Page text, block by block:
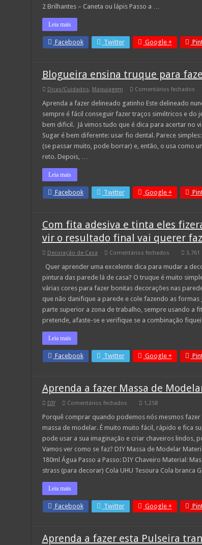
2 Brilhantes – Caneta ou lápis Passo a …
Leia mais
Facebook Twitter Google +
Blogueira ensina truque para
Dicas/Cuidados, Maquiagem Comentários fechadosem
Aprenda a fazer delineado gatinho Este delineado
sempre é fácil conseguir fazer traços simétricos e do
bem dificil. Já vimos tudo que é dica para acertar no
Sugar é bem diferente: usar fio dental. Parece
(se passar muito, pode borrar) e, então, o usa como
reto. Depois, …
Leia mais
Facebook Twitter Google +
Com fita adesiva e tinta eles
vir o resultado final vai querer
Decoração de Casa Comentários fechadosem
fita
e
tinta
eles
fizeram
Quando
vir
vai
querer
3,761
Quer aprender uma excelente dica para mudar a
pintura das parede lá de casa? O truque é muito
várias cores para fazer bonitas decorações nas
que não danifique a parede e cole fazendo as
parte superior a zona de trabalho, sempre usando a
pretende, afaste-se e verifique se a combinação
Leia mais
Facebook Twitter Google +
Aprenda a fazer Massa de
DIY Comentários fechadosem
a
Massa
de
Modelar
e
Chaveiros
1,258
Porquê comprar quando podemos nós mesmos
massa de modelar. É muito muito fácil, rápido e fica
pode usar a sua imaginação e criar chaveiros lindos,
Vamos ver como se faz? DIY Massa de Modelar
180ml Água Passo a Passo: DIY Chaveiro Material:
strass (para decorar) Cola UHU Tesoura Cola branca
Leia mais
Facebook Twitter Google +
Aprenda a fazer esta Pulseira